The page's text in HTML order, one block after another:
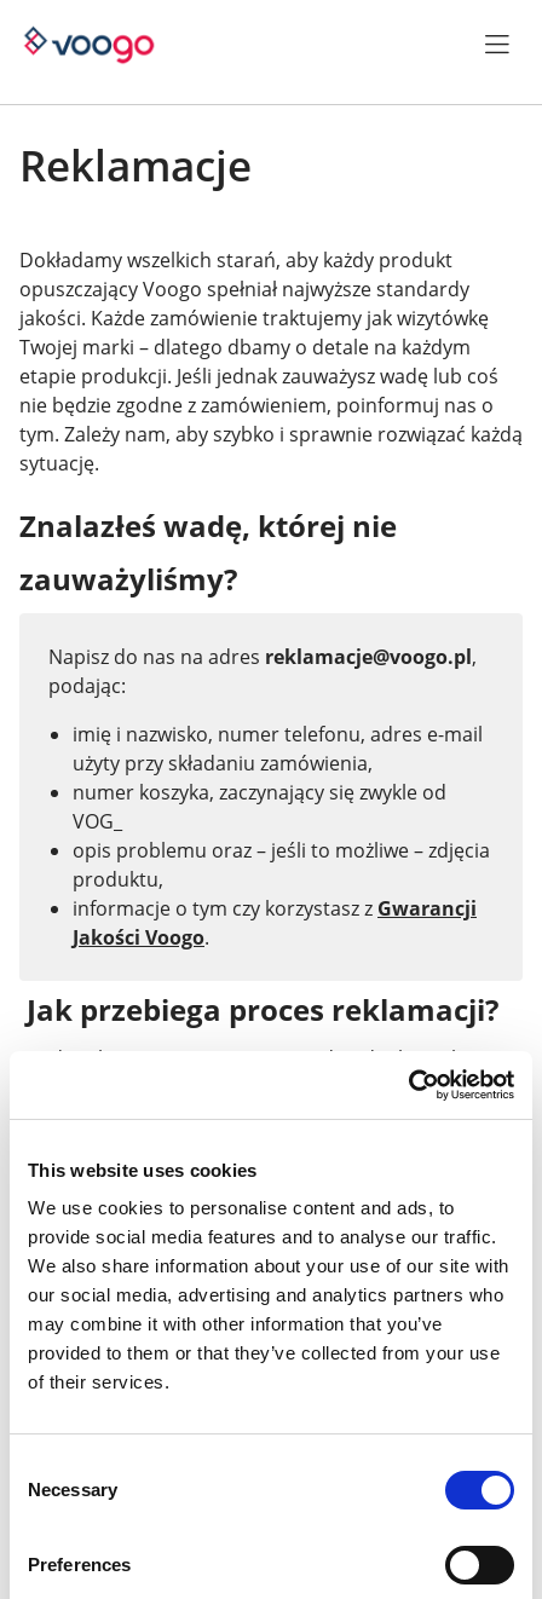
This website uses cookies
We use cookies to personalise content and ads, to
provide social media features and to analyse our traffic.
We also share information about your use of our site with
our social media, advertising and analytics partners who
may combine it with other information that you’ve
provided to them or that they’ve collected from your use
of their services.
Selection
Necessary
Preferences
Reklamacje
Dokładamy wszelkich starań, aby każdy produkt
opuszczający Voogo spełniał najwyższe standardy
jakości. Każde zamówienie traktujemy jak wizytówkę
Twojej marki – dlatego dbamy o detale na każdym
etapie produkcji. Jeśli jednak zauważysz wadę lub coś
nie będzie zgodne z zamówieniem, poinformuj nas o
tym. Zależy nam, aby szybko i sprawnie rozwiązać każdą
sytuację.
Znalazłeś wadę, której nie
zauważyliśmy?
Napisz do nas na adres reklamacje@voogo.pl,
podając:
imię i nazwisko, numer telefonu, adres e-mail
użyty przy składaniu zamówienia,
numer koszyka, zaczynający się zwykle od
VOG_
opis problemu oraz – jeśli to możliwe – zdjęcia
produktu,
informacje o tym czy korzystasz z Gwarancji
Jakości Voogo.
Jak przebiega proces reklamacji?
Każde zgłoszenie rozpatrujemy indywidualnie, aby
dobrać najlepsze rozwiązanie do danej sytuacji. Na
zgłoszenie odpowiemy w ciągu 1 dnia roboczego i jasno
przejrzysty.
Jeśli przesyłka została uszkodzona w trakcie transportu,
sporządź protokół szkody przy odbiorze – w obecności
kuriera lub poprzez panel paczkomatu. Do zgłoszenia
dołącz zdjęcia produktu oraz opakowania, co pozwoli
nam szybciej zareagować i sprawnie doprowadzić